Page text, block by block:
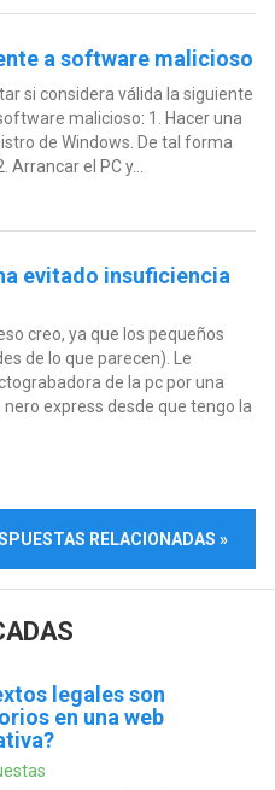
a software malicioso
si considera válida la siguiente
malicioso: 1. Hacer una
de Windows. De tal forma
Arrancar el PC y...
evitado insuficiencia
creo, ya que los pequeños
de lo que parecen). Le
de la pc por una
express desde que tengo la
RELACIONADAS »
legales son
en una web